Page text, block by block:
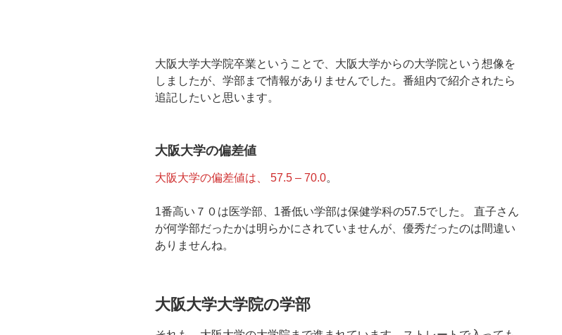
大阪大学大学院卒業ということで、大阪大学からの大学院という想像を
しましたが、学部まで情報がありませんでした。番組内で紹介されたら
追記したいと思います。
大阪大学の偏差値
大阪大学の偏差値は、 57.5 – 70.0。
1番高い７０は医学部、1番低い学部は保健学科の57.5でした。 直子さん
が何学部だったかは明らかにされていませんが、優秀だったのは間違い
ありませんね。
大阪大学大学院の学部